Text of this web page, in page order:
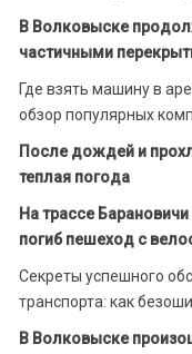
В Волковыске
частичными
Где взять машину в
обзор популярных
После дождей и
теплая погода
На трассе
погиб пешеход с
Секреты успешного
транспорта: как
В Волковыске